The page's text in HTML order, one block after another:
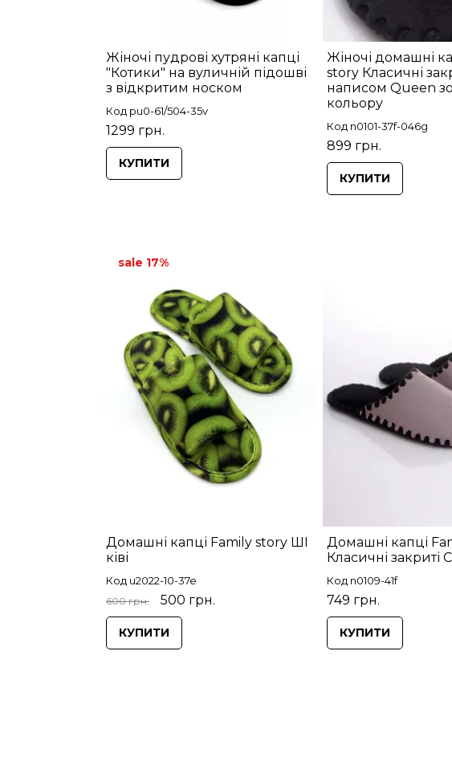
Жіночі пудрові хутряні капці
"Котики" на вуличній підошві
з відкритим носком
Код pu0-61/504-35v
1299 грн.
КУПИТИ
Жіночі домашні
story Класичні
написом Queen
кольору
Код n0101-37f-046g
899 грн.
КУПИТИ
Домашні капці Family story ШІ
ківі
Код u2022-10-37e
600 грн. 500 грн.
sale 17%
КУПИТИ
Домашні капці
Класичні закриті
Код n0109-41f
749 грн.
КУПИТИ